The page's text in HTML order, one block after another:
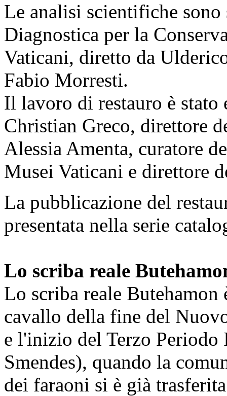
Le analisi scientifiche
Diagnostica per la
Vaticani, diretto da
Fabio Morresti.
Il lavoro di restauro è
Christian Greco, direttore
Alessia Amenta, curatore
Musei Vaticani e direttore
La pubblicazione del
presentata nella serie
Lo scriba reale
Lo scriba reale
cavallo della fine del
e l'inizio del Terzo
Smendes), quando la
dei faraoni si è già